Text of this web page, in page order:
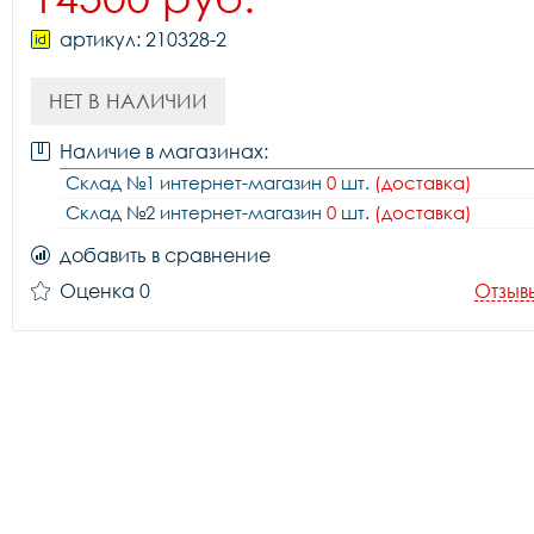
артикул: 210328-2
НЕТ В НАЛИЧИИ
Наличие в магазинах:
Склад №1 интернет-магазин 0 шт. (доставка)
Склад №2 интернет-магазин 0 шт. (доставка)
добавить в сравнение
Оценка 0